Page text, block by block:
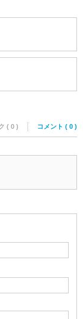
( 0 ) コメント ( 0 )